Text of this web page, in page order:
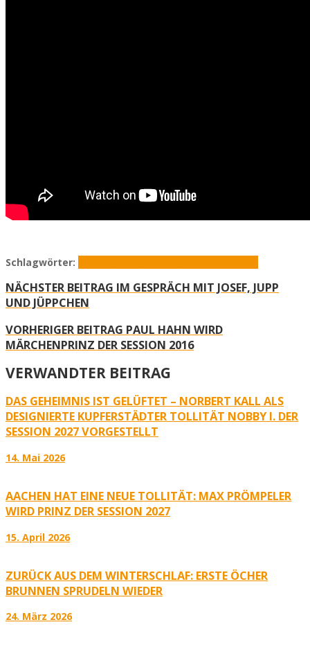
Schlagwörter:
NÄCHSTER BEITRAG IM GESPRÄCH MIT JOSEF, JUPP
UND JÜPPCHEN
VORHERIGER BEITRAG PAUL HAHN WIRD
MÄRCHENPRINZ DER SESSION 2016
VERWANDTER BEITRAG
DAS GEHEIMNIS IST GELÜFTET – NORBERT KALL ALS
DESIGNIERTE KUPFERSTÄDTER TOLLITÄT NOBBY I. DER
SESSION 2027 VORGESTELLT
14. Mai 2026
AACHEN HAT EINE NEUE TOLLITÄT: MAX PRÖMPELER
WIRD PRINZ DER SESSION 2027
15. April 2026
ZURÜCK AUS DEM WINTERSCHLAF: ERSTE ÖCHER
BRUNNEN SPRUDELN WIEDER
24. März 2026